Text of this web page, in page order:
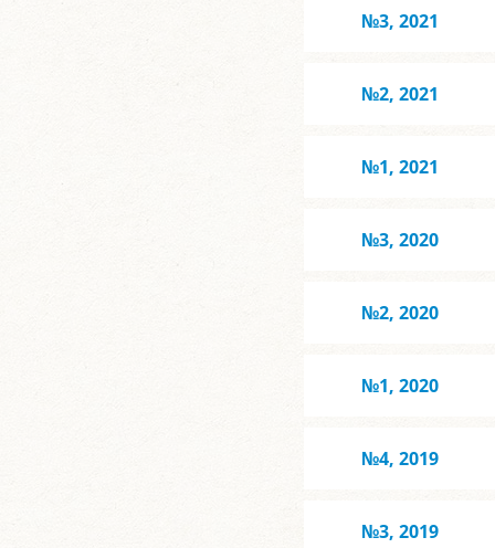
№3, 2021
№2, 2021
№1, 2021
№3, 2020
№2, 2020
№1, 2020
№4, 2019
№3, 2019